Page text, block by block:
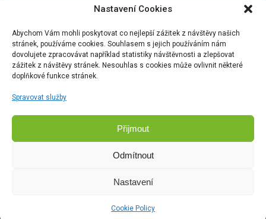
Nastavení Cookies
Abychom Vám mohli poskytovat co nejlepší zážitek z návštěvy našich
stránek, používáme cookies. Souhlasem s jejich používáním nám
dovolujete zpracovávat například statistiky návštěvnosti a zlepšovat
zážitek z návštěvy stránek. Nesouhlas s cookies může ovlivnit některé
doplňkové funkce stránek.
Spravovat služby
Přijmout
Odmítnout
Nastavení
Cookie Policy
PROEBIZ s.r.o.
Masarykovo náměstí 52/33
702 00 Moravská Ostrava